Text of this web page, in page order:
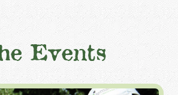
Events